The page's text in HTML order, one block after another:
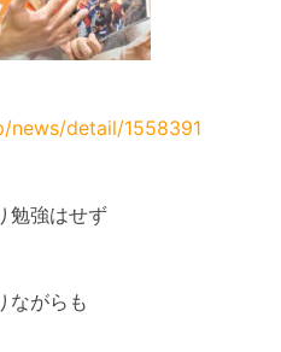
news/detail/1558391
勉強はせず
ながらも